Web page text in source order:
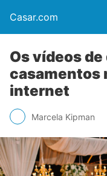
Casar.com
Os vídeos
casamentos
internet
Marcela Kipman